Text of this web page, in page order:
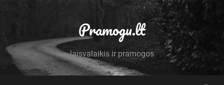
Pramogu.lt
laisvalaikis ir pramogos